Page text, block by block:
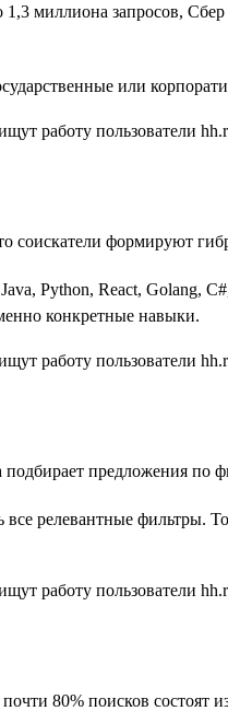
миллиона запросов,
или
соискатели формируют
Python, React, Golang,
конкретные навыки.
предложения по
релевантные фильтры.
80% поисков